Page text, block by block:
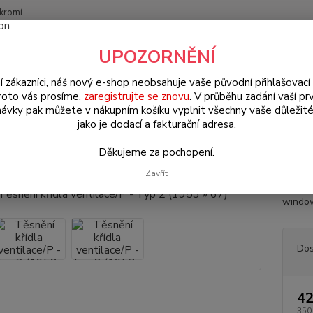
Hledat
Bus Typ 2/1 (1950 » 67) Okna & těsnění (Windows & seals)
křídla ventilace/P - Typ 2
350
UPOZORNĚNÍ
zákazníci, náš nový e-shop neobsahuje vaše původní přihlašovací
vás prosíme, zaregistrujte se znovu. V průběhu zadání vaší
pak můžete v nákupním košíku vyplnit všechny vaše
jako je dodací a fakturační adresa.
Děkujeme za pochopení.
Zavřít